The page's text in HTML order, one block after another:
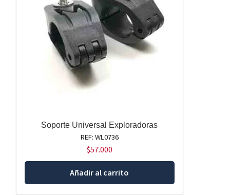
Soporte Universal Exploradoras
REF: WL0736
$57.000
Añadir al carrito